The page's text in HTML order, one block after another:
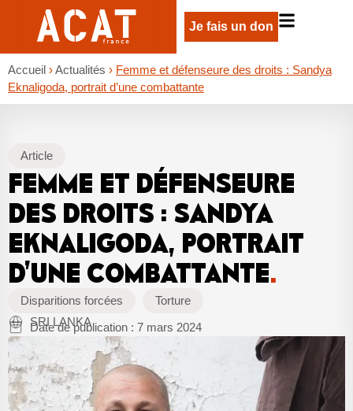
Je fais un don
Accueil ›Actualités › Femme et défenseure des droits : Sandya
Eknaligoda, portrait d’une combattante
Article
FEMME ET DÉFENSEURE
DES DROITS : SANDYA
EKNALIGODA, PORTRAIT
D’UNE COMBATTANTE.
Disparitions forcées
Torture
SRI LANKA
Date de publication : 7 mars 2024